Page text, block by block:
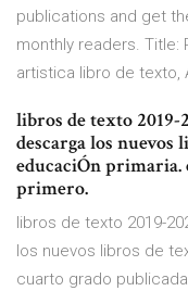
publications and get
monthly readers. Title:
artistica libro de texto,
libros de texto
descarga los nuevos
educaciÓn primaria.
primero.
libros de texto 2019-
los nuevos libros de
cuarto grado